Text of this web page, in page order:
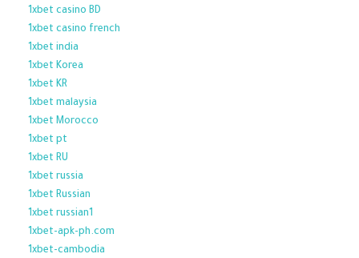
1xbet casino BD
1xbet casino french
1xbet india
1xbet Korea
1xbet KR
1xbet malaysia
1xbet Morocco
1xbet pt
1xbet RU
1xbet russia
1xbet Russian
1xbet russian1
1xbet-apk-ph.com
1xbet-cambodia